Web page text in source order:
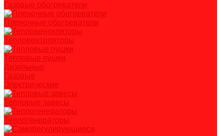
Газовые обогреватели
Пленочные обогреватели
Тепловентиляторы
Тепловые пушки
Дизельные
Газовые
Электрические
Тепловые завесы
Теплогенераторы